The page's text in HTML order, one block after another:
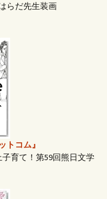
らだ先生装画
トコム』
育て！第59回熊日文学